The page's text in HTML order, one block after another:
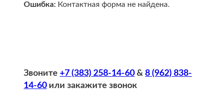
Ошибка: Контактная форма не найдена.
Звоните +7 (383) 258-14-60 & 8 (962) 838-
14-60 или закажите звонок